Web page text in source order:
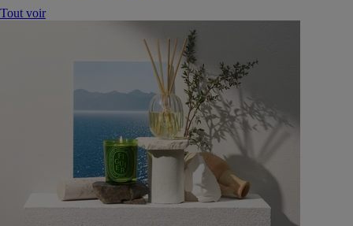
Tout voir